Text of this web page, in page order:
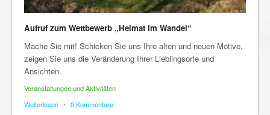
Aufruf zum Wettbewerb „Heimat im Wandel“
Mache Sie mit! Schicken Sie uns Ihre alten und neuen Motive,
zeigen Sie uns die Veränderung Ihrer Lieblingsorte und
Ansichten.
Veranstaltungen und Aktivitäten
Weiterlesen • 0 Kommentare